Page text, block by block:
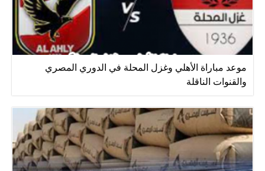
موعد مباراة الأهلي وغزل المحلة في الدوري المصري
والقنوات الناقلة